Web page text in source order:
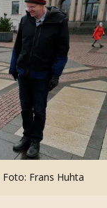
Foto: Frans Huhta